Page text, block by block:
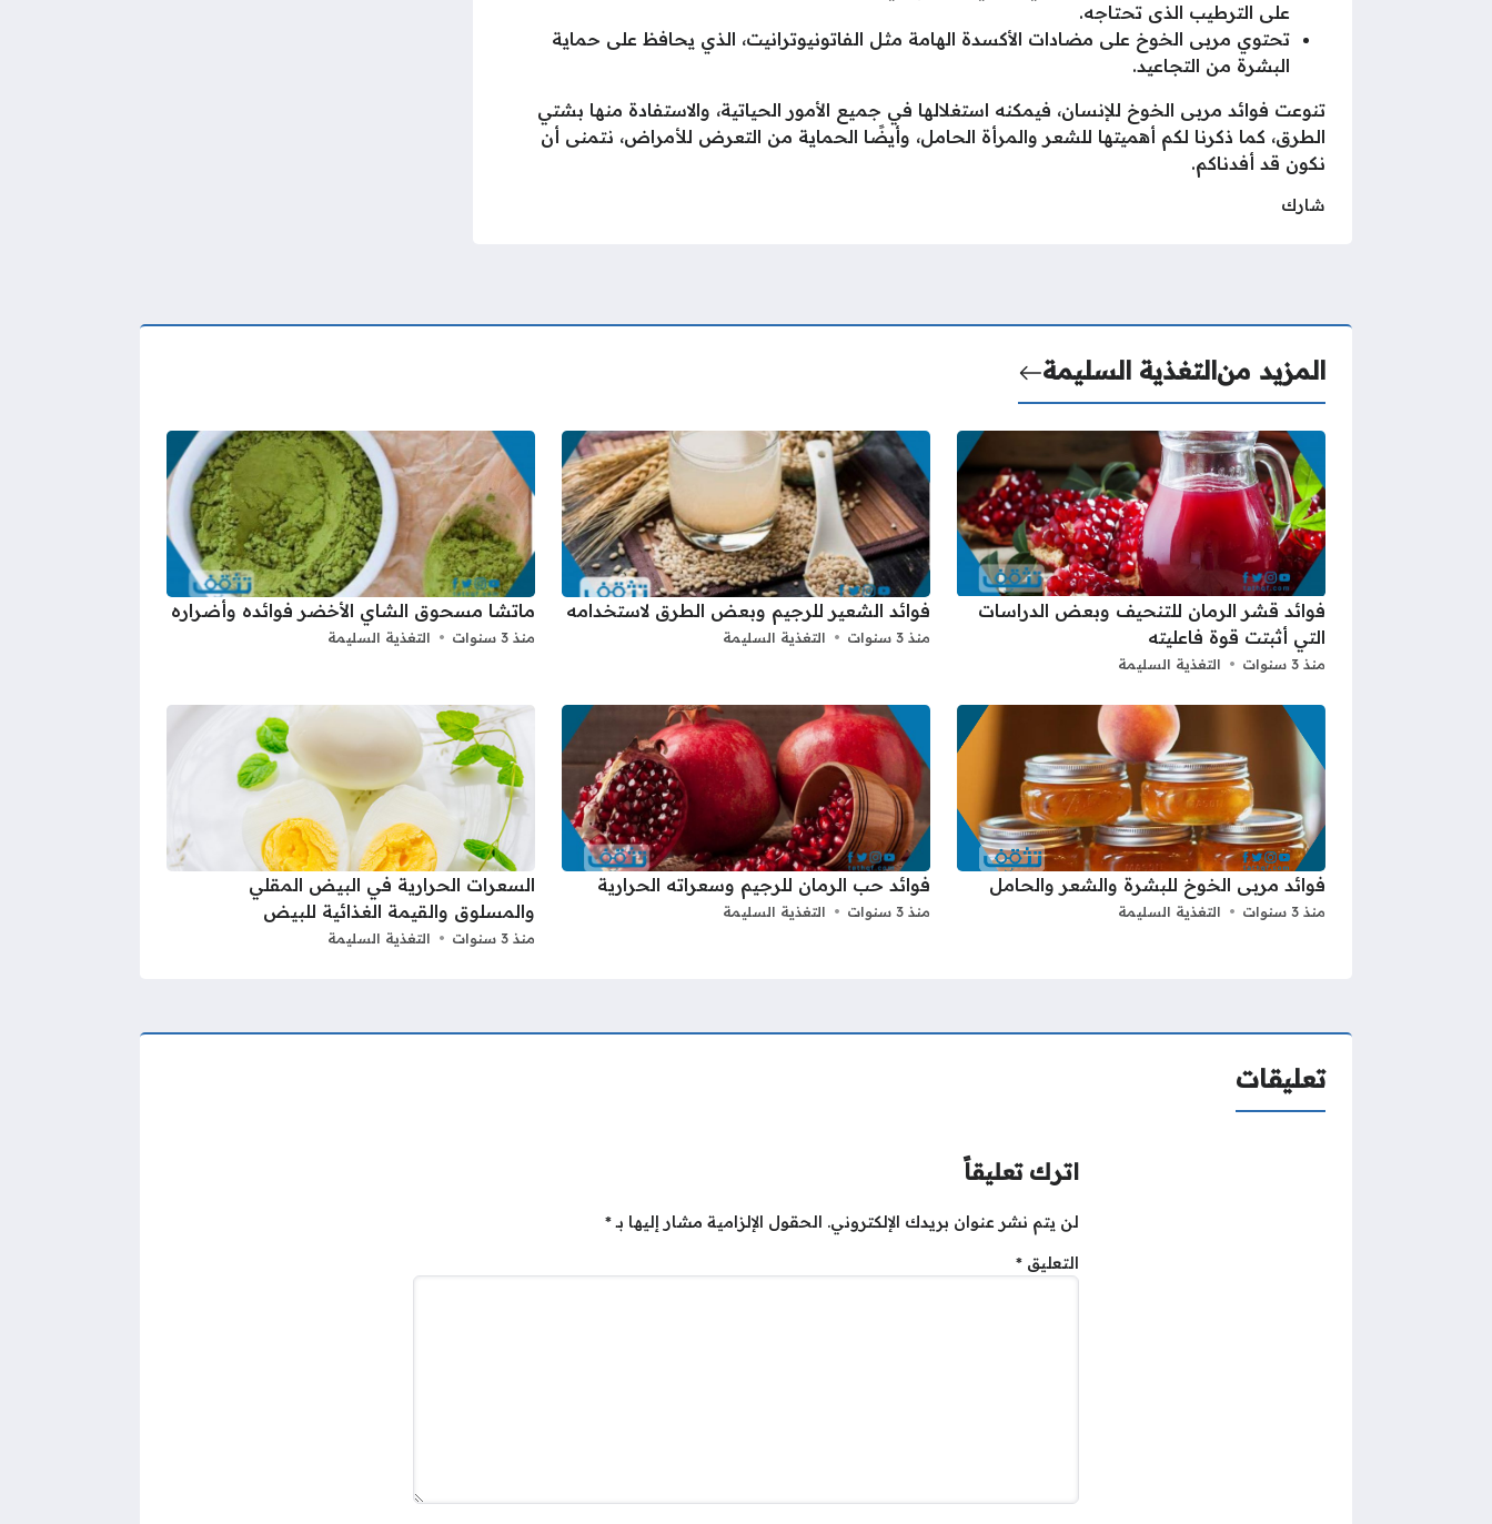
على الترطيب الذى تحتاجه.
تحتوي مربى الخوخ على مضادات الأكسدة الهامة مثل الفاتونيوترانيت، الذي يحافظ على حماية
البشرة من التجاعيد.
تنوعت فوائد مربى الخوخ للإنسان، فيمكنه استغلالها في جميع الأمور الحياتية، والاستفادة منها بشتي
الطرق، كما ذكرنا لكم أهميتها للشعر والمرأة الحامل، وأيضًا الحماية من التعرض للأمراض، نتمنى أن
نكون قد أفدناكم.
شارك
المزيد من التغذية السليمة
فوائد قشر الرمان للتنحيف وبعض الدراسات
التي أثبتت قوة فاعليته
منذ 3 سنوات التغذية السليمة
فوائد الشعير للرجيم وبعض الطرق لاستخدامه
منذ 3 سنوات التغذية السليمة
ماتشا مسحوق الشاي الأخضر فوائده وأضراره
منذ 3 سنوات التغذية السليمة
فوائد مربى الخوخ للبشرة والشعر والحامل
منذ 3 سنوات التغذية السليمة
فوائد حب الرمان للرجيم وسعراته الحرارية
منذ 3 سنوات التغذية السليمة
السعرات الحرارية في البيض المقلي
والمسلوق والقيمة الغذائية للبيض
منذ 3 سنوات التغذية السليمة
تعليقات
اترك تعليقاً
لن يتم نشر عنوان بريدك الإلكتروني. الحقول الإلزامية مشار إليها بـ*
التعليق *